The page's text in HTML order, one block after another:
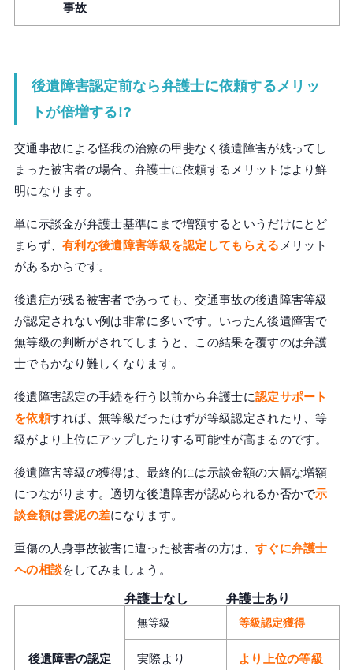
事故
後遺障害認定前なら弁護士に依頼するメリッ
トが倍増する!?
交通事故による怪我の治療の甲斐なく後遺障害が残ってし
まった被害者の場合、弁護士に依頼するメリットはより鮮
明になります。
単に示談金が弁護士基準にまで増額するというだけにとど
まらず、有利な後遺障害等級を認定してもらえる メリット
があるからです。
後遺症が残る被害者であっても、交通事故の後遺障害等級
が認定されない例は非常に多いです。いったん後遺障害で
無等級の判断がされてしまうと、この結果を覆すのは弁護
士でもかなり難しくなります。
後遺障害認定の手続を行う以前から弁護士に認定サポート
を依頼すれば、無等級だったはずが等級認定されたり、等
級がより上位にアップしたりする可能性が高まるのです。
後遺障害等級の獲得は、最終的には示談金額の大幅な増額
につながります。適切な後遺障害が認められるか否かで示
談金額は雲泥の差になります。
重傷の人身事故被害に遭った被害者の方は、 すぐに弁護士
への相談をしてみましょう。
弁護士なし 弁護士あり
後遺障害の認定
無等級 等級認定獲得
実際より より上位の等級